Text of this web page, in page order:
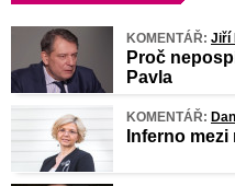
KOMENTÁŘ: Jiří
Proč
Pavla
KOMENTÁŘ:
Inferno mezi